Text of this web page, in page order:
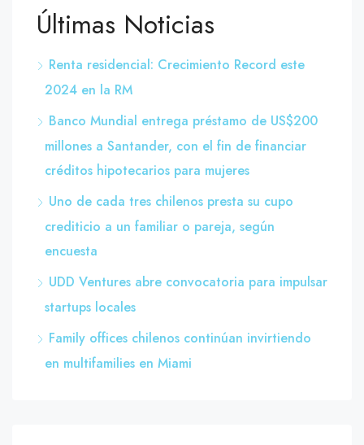
Últimas Noticias
Renta residencial: Crecimiento Record este
2024 en la RM
Banco Mundial entrega préstamo de US$200
millones a Santander, con el fin de financiar
créditos hipotecarios para mujeres
Uno de cada tres chilenos presta su cupo
crediticio a un familiar o pareja, según
encuesta
UDD Ventures abre convocatoria para impulsar
startups locales
Family offices chilenos continúan invirtiendo
en multifamilies en Miami